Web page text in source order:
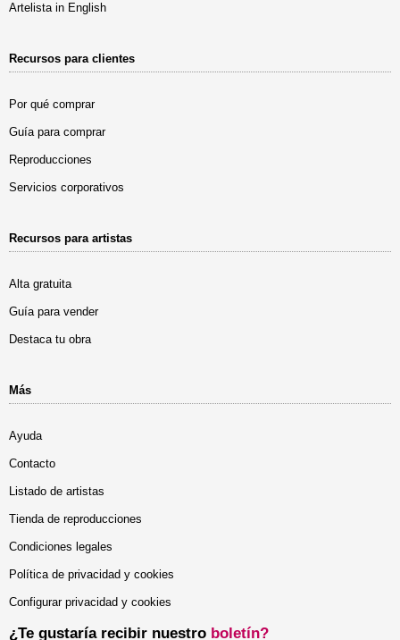
Artelista in English
Recursos para clientes
Por qué comprar
Guía para comprar
Reproducciones
Servicios corporativos
Recursos para artistas
Alta gratuita
Guía para vender
Destaca tu obra
Más
Ayuda
Contacto
Listado de artistas
Tienda de reproducciones
Condiciones legales
Política de privacidad y cookies
Configurar privacidad y cookies
¿Te gustaría recibir nuestro boletín?